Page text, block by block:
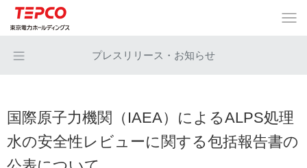
プレスリリース・お知らせ
国際原子力機関（IAEA）によるALPS処理
水の安全性レビューに関する包括報告書の